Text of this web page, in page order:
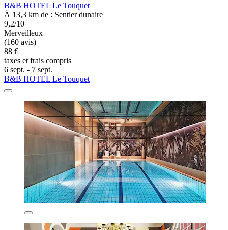
B&B HOTEL Le Touquet
À 13,3 km de : Sentier dunaire
9,2/10
Merveilleux
(160 avis)
88 €
taxes et frais compris
6 sept. - 7 sept.
B&B HOTEL Le Touquet